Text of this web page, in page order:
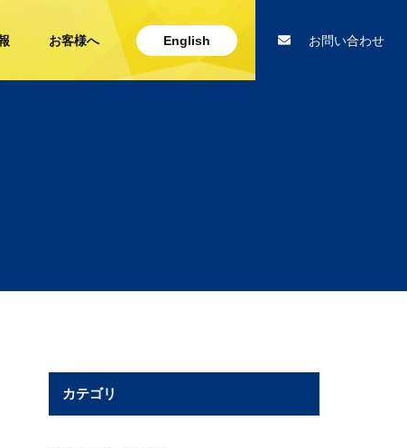
お客様へ English お問い合わせ
カテゴリ